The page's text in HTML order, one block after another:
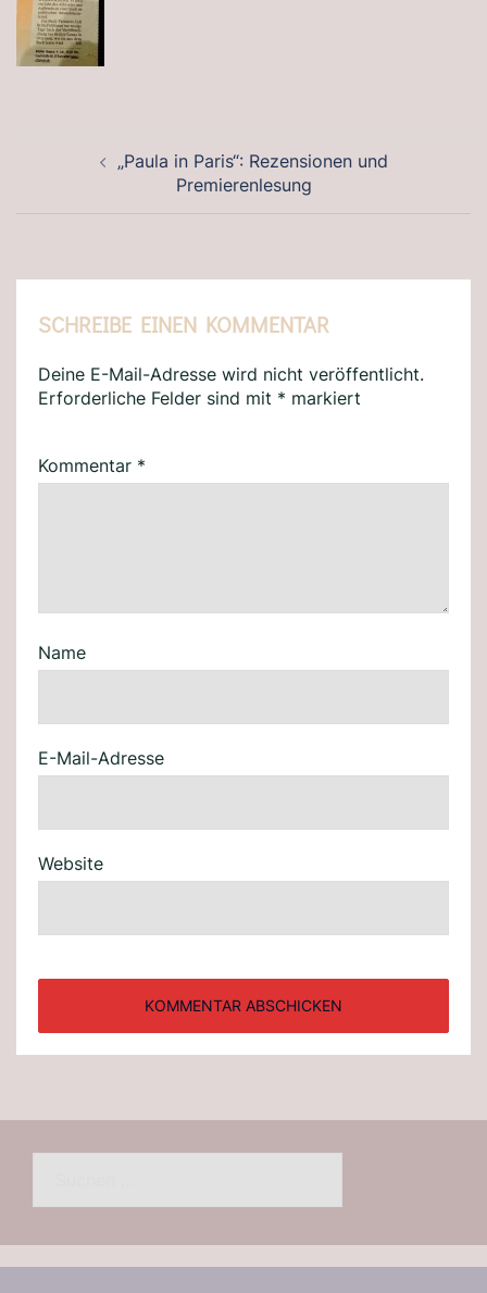
„Paula in Paris“: Rezensionen und
Premierenlesung
SCHREIBE EINEN KOMMENTAR
Deine E-Mail-Adresse wird nicht veröffentlicht.
Erforderliche Felder sind mit * markiert
Kommentar *
Name
E-Mail-Adresse
Website